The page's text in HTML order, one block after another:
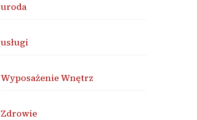
uroda
usługi
Wyposażenie Wnętrz
Zdrowie